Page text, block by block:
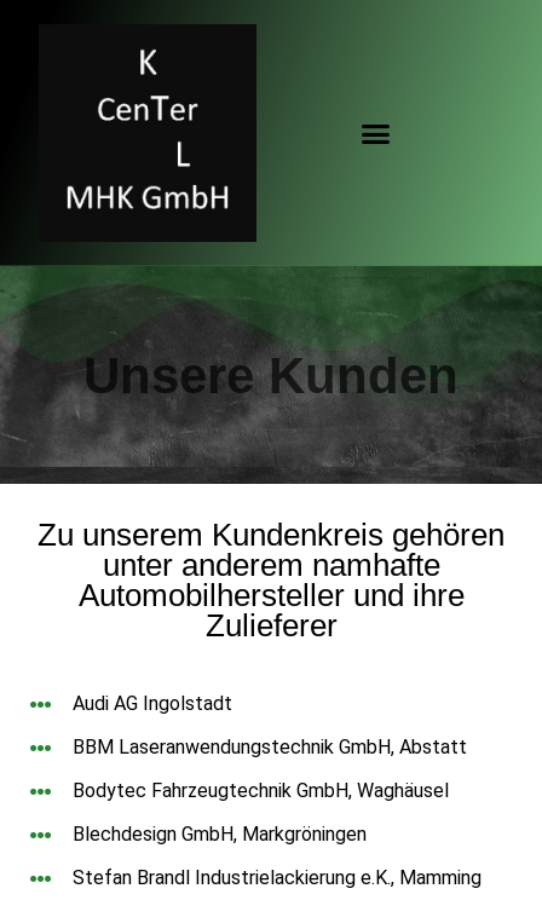
Unsere Kunden
Zu unserem Kundenkreis gehören
unter anderem namhafte
Automobilhersteller und ihre
Zulieferer
Audi AG Ingolstadt
BBM Laseranwendungstechnik GmbH, Abstatt
Bodytec Fahrzeugtechnik GmbH, Waghäusel
Blechdesign GmbH, Markgröningen
Stefan Brandl Industrielackierung e.K., Mamming